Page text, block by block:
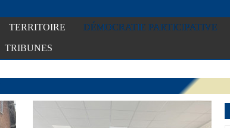
TERRITOIRE DÉMOCRATIE PARTICIPATIVE
TRIBUNES